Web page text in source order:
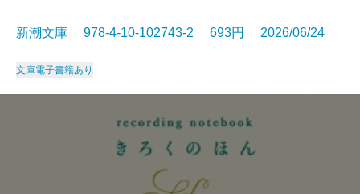
新潮文庫 978-4-10-102743-2 693円 2026/06/24
文庫電子書籍あり